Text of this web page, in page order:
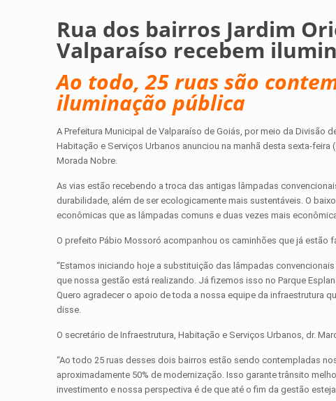
Rua dos bairros Jardim
Valparaíso recebem
Ao todo, 25 ruas são
iluminação pública
A Prefeitura Municipal de Valparaíso de Goiás, por meio da Divisão
Habitação e Serviços Urbanos anunciou na manhã desta sexta-
Morada Nobre.
As vias estão recebendo a troca das antigas lâmpadas
durabilidade, além de ser ecologicamente mais sustentáveis. O
econômicas que as lâmpadas comuns e duas vezes mais
O prefeito Pábio Mossoró acompanhou os caminhões que já estão
“Estamos iniciando hoje a substituição das lâmpadas
que nossa gestão está realizando. Já fizemos isso no Parque
Quero agradecer o apoio de toda a nossa equipe da infraestrutura
disse.
O secretário de Infraestrutura, Habitação e Serviços Urbanos, dr.
“Ao todo 25 ruas desses dois bairros estão sendo contempladas
aproximadamente 50% de modernização. Isso garante trânsito
investimento e nossa perspectiva é de que até o fim da gestão